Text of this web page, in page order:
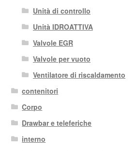
Unità di controllo
Unità IDROATTIVA
Valvole EGR
Valvole per vuoto
Ventilatore di riscaldamento
contenitori
Corpo
Drawbar e teleferiche
interno